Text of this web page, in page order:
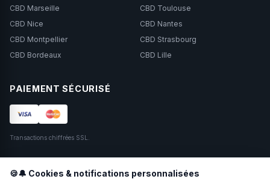
CBD Marseille
CBD Toulouse
CBD Nice
CBD Nantes
CBD Montpellier
CBD Strasbourg
CBD Bordeaux
CBD Lille
PAIEMENT SÉCURISÉ
Transactions chiffrées SSL.
🍪🔔 Cookies & notifications personnalisées